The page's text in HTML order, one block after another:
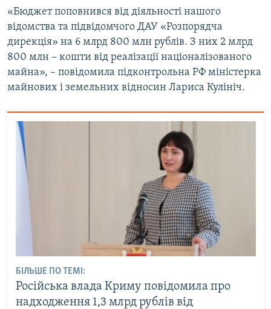
«Бюджет поповнився від діяльності нашого
відомства та підвідомчого ДАУ «Розпорядча
дирекція» на 6 млрд 800 млн рублів. З них 2 млрд
800 млн – кошти від реалізації націоналізованого
майна», – повідомила підконтрольна РФ міністерка
майнових і земельних відносин Лариса Кулініч.
БІЛЬШЕ ПО ТЕМІ:
Російська влада Криму повідомила про
надходження 1,3 млрд рублів від